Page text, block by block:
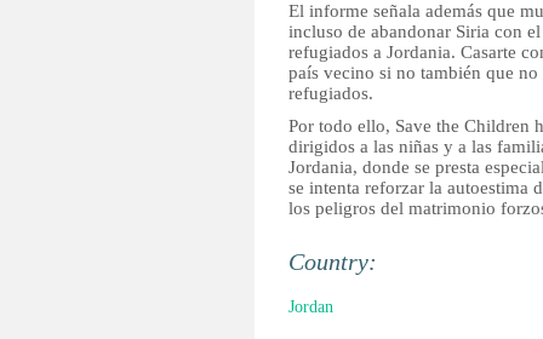
El informe señala además que
incluso de abandonar Siria con
refugiados a Jordania. Casarte
país vecino si no también que
refugiados.
Por todo ello, Save the Children
dirigidos a las niñas y a las
Jordania, donde se presta
se intenta reforzar la autoestima
los peligros del matrimonio
Country:
Jordan